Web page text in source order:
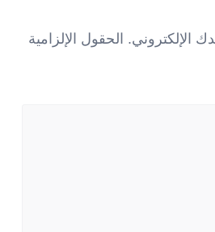
الإلكتروني. الحقول الإلزامية